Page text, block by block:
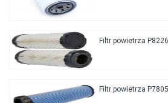
Filtr powietrza
Filtr powietrza